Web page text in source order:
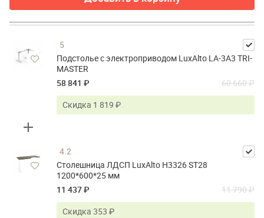
5
Подстолье с электроприводом LuxAlto LA-3A3 TRI-
MASTER
58 841 ₽
60 660 ₽
Скидка 1 819 ₽
4.2
Столешница ЛДСП LuxAlto H3326 ST28
1200*600*25 мм
11 437 ₽
11 790 ₽
Скидка 353 ₽